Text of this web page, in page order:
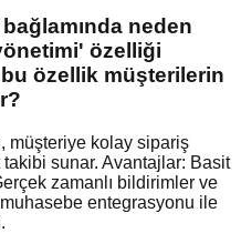
bağlamında neden
özelliği
özellik müşterilerin
müşteriye kolay sipariş
takibi sunar. Avantajlar: Basit
zamanlı bildirimler ve
entegrasyonu ile